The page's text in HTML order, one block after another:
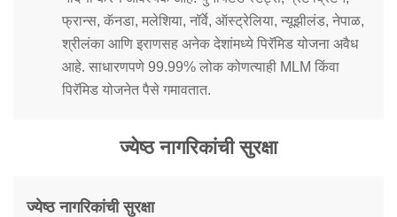
फ्रान्स, कॅनडा, मलेशिया, नॉर्वे, ऑस्ट्रेलिया, न्यूझीलंड, नेपाळ,
श्रीलंका आणि इराणसह अनेक देशांमध्ये पिरॅमिड योजना अवैध
आहे. साधारणपणे 99.99% लोक कोणत्याही MLM किंवा
पिरॅमिड योजनेत पैसे गमावतात.
ज्येष्ठ नागरिकांची सुरक्षा
ज्येष्ठ नागरिकांची सुरक्षा